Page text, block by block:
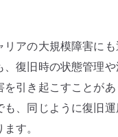
リアの大規模障害に
、復旧時の状態管理
を引き起こすことが
も、同じように復旧
す。